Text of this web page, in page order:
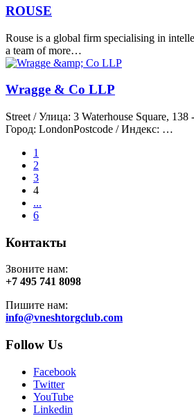
ROUSE
Rouse is a global firm specialising in
a team of more…
Wragge & Co LLP
Street / Улица: 3 Waterhouse Square,
Город: LondonPostcode / Индекс: …
1
2
3
4
...
6
Контакты
Звоните нам:
+7 495 741 8098
Пишите нам:
info@vneshtorgclub.com
Follow Us
Facebook
Twitter
YouTube
Linkedin